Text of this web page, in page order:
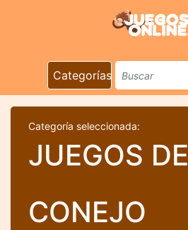
Categorías
Categoría seleccionada:
JUEGOS DE
CONEJO